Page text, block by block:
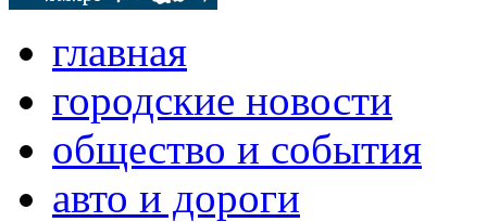
главная
городские новости
общество и события
авто и дороги